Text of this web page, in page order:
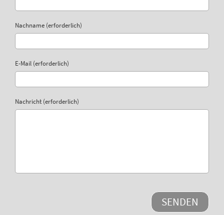
Nachname (erforderlich)
E-Mail (erforderlich)
Nachricht (erforderlich)